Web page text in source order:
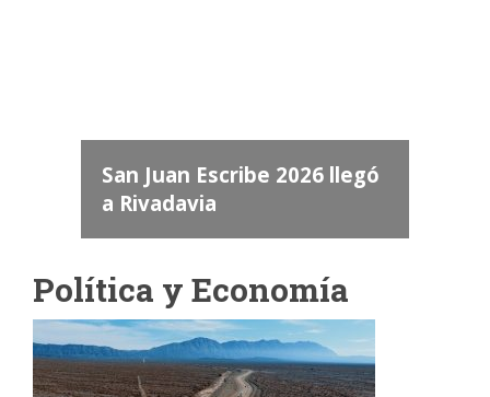
San Juan Escribe 2026 llegó
a Rivadavia
Política y Economía